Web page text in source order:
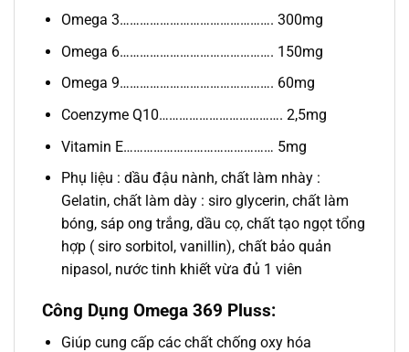
Omega 3………………………………………. 300mg
Omega 6………………………………………. 150mg
Omega 9………………………………………. 60mg
Coenzyme Q10………………………………. 2,5mg
Vitamin E……………………………………… 5mg
Phụ liệu : dầu đậu nành, chất làm nhày :
Gelatin, chất làm dày : siro glycerin, chất làm
bóng, sáp ong trắng, dầu cọ, chất tạo ngọt tổng
hợp ( siro sorbitol, vanillin), chất bảo quản
nipasol, nước tinh khiết vừa đủ 1 viên
Công Dụng Omega 369 Pluss:
Giúp cung cấp các chất chống oxy hóa